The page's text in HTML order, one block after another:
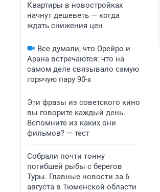
Квартиры в новостройках
начнут дешеветь — когда
ждать снижения цен
Все думали, что Орейро и
Арана встречаются: что на
самом деле связывало самую
горячую пару 90-х
Эти фразы из советского кино
вы говорите каждый день.
Вспомните из каких они
фильмов? — тест
Собрали почти тонну
погибшей рыбы с берегов
Туры. Главные новости за 6
августа в Тюменской области